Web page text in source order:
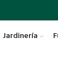
Jardinería